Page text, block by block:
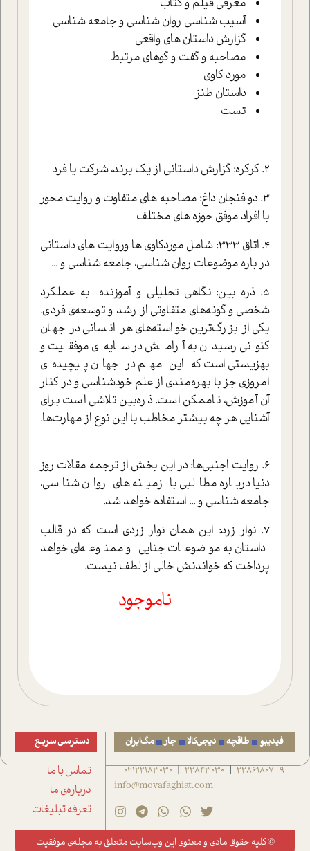
معرفي فيلم و کتاب
آسيب شناسي روان شناسي و جامعه شناسي
گزارش داستان هاي واقعي
مصاحبه و گفت و گوهاي مرتبط
مورد کاوي
داستان طنز
تست
2. کرکره: گزارش داستاني از يک برند، شرکت يا فرد
3. دو فنجان داغ: مصاحبه هاي متفاوت و روايت محور
با افراد موفق حوزه هاي مختلف
4. اتاق 333: شامل موردکاوي ها وروايت هاي داستاني
در باره موضوعات روان شناسي، جامعه شناسي و ...
5. ذره بين: نگاهي تحليلي و آموزنده به عملکرد
شخصي و گونه‌هاي متفاوتي از رشد و توسعه‌ي فردي‌.
يکي از بزرگ‌ترين خواسته‌هاي هر انساني در جهان
کنوني رسيدن به آرامش در سايه‌ي موفقيت و
بهزيستي است که اين مهم در جهان پيچيده‌ي
امروزي جز با بهره‌مندي از علم خودشناسي و در کنار
آن آموزش، ناممکن است. ذره‌بين تلاشي است براي
آشنايي هر چه بيشتر مخاطب با اين نوع از مهارت‌ها.
6. روايت اجنبي‌ها: در اين بخش از ترجمه مقالات روز
دنيا درباره مطالبي با زمينه هاي روان شناسي،
جامعه شناسي و ... استفاده خواهد شد.
7. نوار زرد: اين همان نوار زردي است که در قالب
داستان به موضوعات جنايي و ممنوعه‌اي خواهد
پرداخت که خواندنش خالي از لطف نيست.
ناموجود
فیدیبو طاقچه دیجی‌کالا جار مگ‌ایران
22861807-9
|
22843030
|
02122183030
info@movafaghiat.com
دسترسی سریع
تماس با ما
درباره‌ی ما
تعرفه تبلیغات
© کلیه حقوق مادی و معنوی این وب‌سایت متعلق به مجله‌ی موفقیت